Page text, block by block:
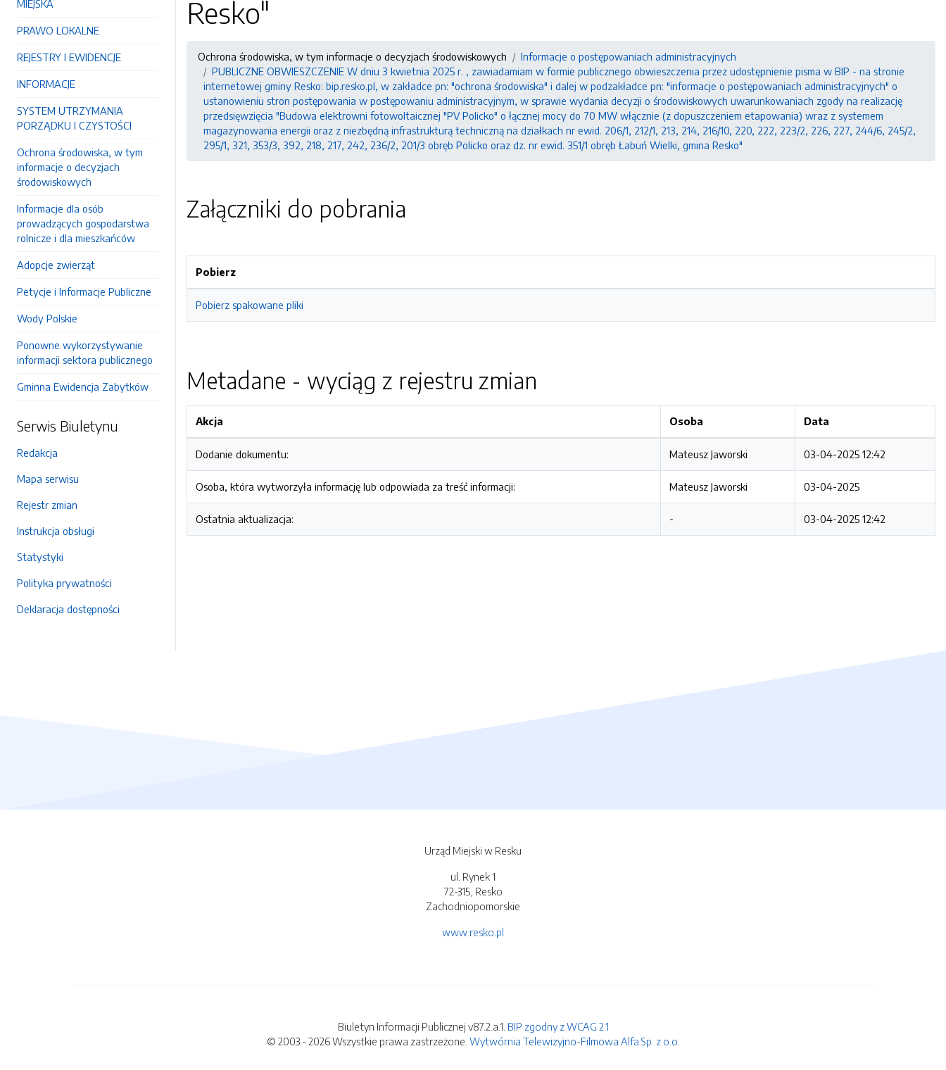
MIEJSKA
PRAWO LOKALNE
REJESTRY I EWIDENCJE
INFORMACJE
SYSTEM UTRZYMANIA
PORZĄDKU I CZYSTOŚCI
Ochrona środowiska, w tym
informacje o decyzjach
środowiskowych
Informacje dla osób
prowadzących gospodarstwa
rolnicze i dla mieszkańców
Adopcje zwierząt
Petycje i Informacje Publiczne
Wody Polskie
Ponowne wykorzystywanie
informacji sektora publicznego
Gminna Ewidencja Zabytków
Serwis Biuletynu
Redakcja
Mapa serwisu
Rejestr zmian
Instrukcja obsługi
Statystyki
Polityka prywatności
Deklaracja dostępności
Resko"
Ochrona środowiska, w tym informacje o decyzjach środowiskowych
Informacje o postępowaniach administracyjnych
PUBLICZNE OBWIESZCZENIE W dniu 3 kwietnia 2025 r. , zawiadamiam w formie publicznego obwieszczenia przez udostępnienie pisma w BIP - na stronie
internetowej gminy Resko: bip.resko.pl, w zakładce pn: "ochrona środowiska" i dalej w podzakładce pn: "informacje o postępowaniach administracyjnych" o
ustanowieniu stron postępowania w postępowaniu administracyjnym, w sprawie wydania decyzji o środowiskowych uwarunkowaniach zgody na realizację
przedsięwzięcia "Budowa elektrowni fotowoltaicznej "PV Policko" o łącznej mocy do 70 MW włącznie (z dopuszczeniem etapowania) wraz z systemem
magazynowania energii oraz z niezbędną infrastrukturą techniczną na działkach nr ewid. 206/1, 212/1, 213, 214, 216/10, 220, 222, 223/2, 226, 227, 244/6, 245/2,
295/1, 321, 353/3, 392, 218, 217, 242, 236/2, 201/3 obręb Policko oraz dz. nr ewid. 351/1 obręb Łabuń Wielki, gmina Resko"
Załączniki do pobrania
Pobierz
Pobierz spakowane pliki
Metadane - wyciąg z rejestru zmian
Akcja Osoba Data
Dodanie dokumentu: Mateusz Jaworski 03-04-2025 12:42
Osoba, która wytworzyła informację lub odpowiada za treść informacji: Mateusz Jaworski 03-04-2025
Ostatnia aktualizacja: - 03-04-2025 12:42
Urząd Miejski w Resku
ul. Rynek 1
72-315, Resko
Zachodniopomorskie
www.resko.pl
Biuletyn Informacji Publicznej v87.2.a.1. BIP zgodny z WCAG 2.1
© 2003 - 2026 Wszystkie prawa zastrzeżone. Wytwórnia Telewizyjno-Filmowa Alfa Sp. z o.o.